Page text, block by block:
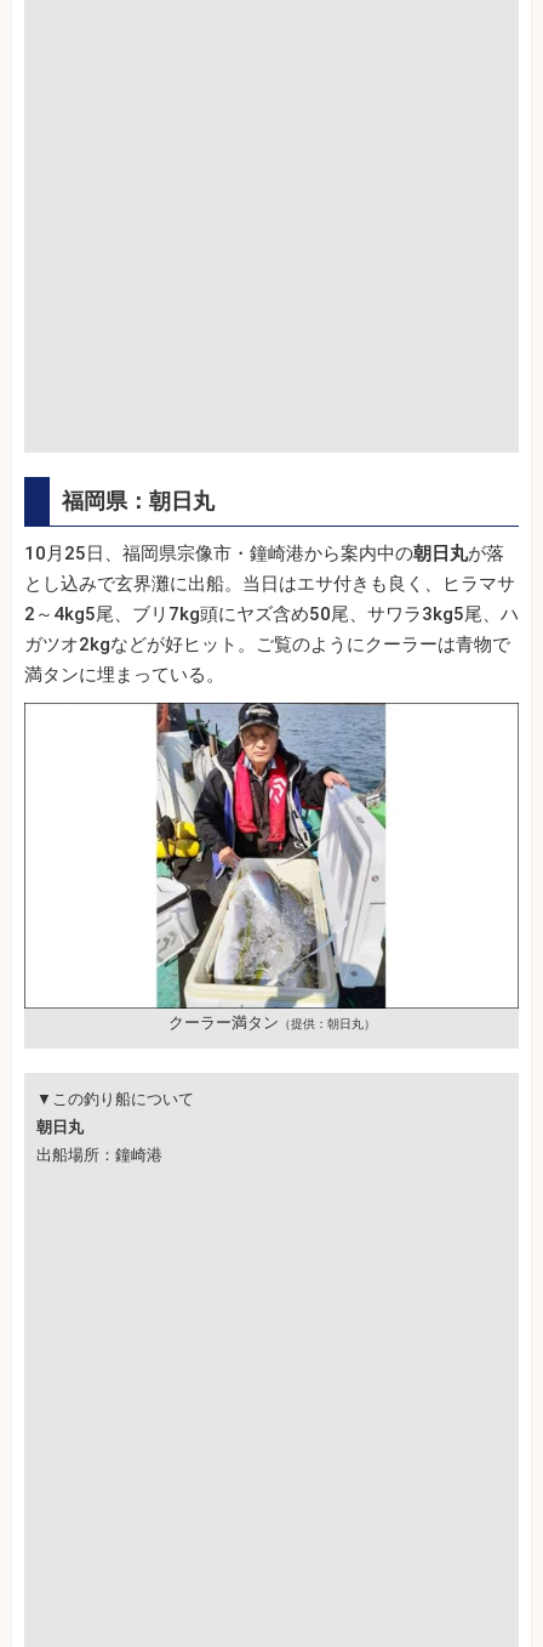
福岡県：朝日丸
10月25日、福岡県宗像市・鐘崎港から案内中の朝日丸が落
とし込みで玄界灘に出船。当日はエサ付きも良く、ヒラマサ
2～4kg5尾、ブリ7kg頭にヤズ含め50尾、サワラ3kg5尾、ハ
ガツオ2kgなどが好ヒット。ご覧のようにクーラーは青物で
満タンに埋まっている。
クーラー満タン （提供：朝日丸）
▼この釣り船について
朝日丸
出船場所：鐘崎港